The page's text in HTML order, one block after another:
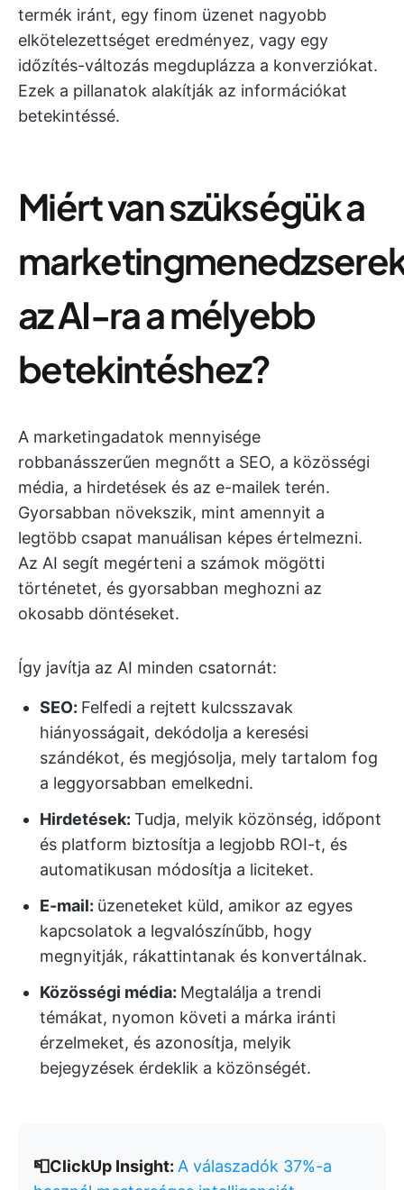
termék iránt, egy finom üzenet nagyobb
elkötelezettséget eredményez, vagy egy
időzítés-változás megduplázza a konverziókat.
Ezek a pillanatok alakítják az információkat
betekintéssé.
Miért van szükségük a
az AI-ra a mélyebb
betekintéshez?
A marketingadatok mennyisége
robbanásszerűen megnőtt a SEO, a közösségi
média, a hirdetések és az e-mailek terén.
Gyorsabban növekszik, mint amennyit a
legtöbb csapat manuálisan képes értelmezni.
Az AI segít megérteni a számok mögötti
történetet, és gyorsabban meghozni az
okosabb döntéseket.
Így javítja az AI minden csatornát:
SEO: Felfedi a rejtett kulcsszavak
hiányosságait, dekódolja a keresési
szándékot, és megjósolja, mely tartalom fog
a leggyorsabban emelkedni.
Hirdetések: Tudja, melyik közönség, időpont
és platform biztosítja a legjobb ROI-t, és
automatikusan módosítja a liciteket.
E-mail: üzeneteket küld, amikor az egyes
kapcsolatok a legvalószínűbb, hogy
megnyitják, rákattintanak és konvertálnak.
Közösségi média: Megtalálja a trendi
témákat, nyomon követi a márka iránti
érzelmeket, és azonosítja, melyik
bejegyzések érdeklik a közönségét.
📮ClickUp Insight: A válaszadók 37%-a